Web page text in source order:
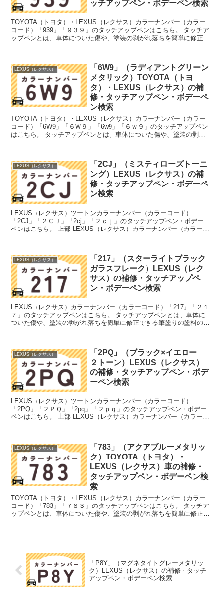
ッチアップペン・ボデーペン検索
TOYOTA（トヨタ）・LEXUS（レクサス）カラーナンバー（カラー
コード）「939」「９３９」のタッチアップペンはこちら。 タッチア
ップペンとは、車体についた傷や、塗装の剥がれ落ちを簡単に修正で
LEXUS（レクサス）
「6W9」（ラディアントグリーン
メタリック）TOYOTA（トヨ
タ）・LEXUS（レクサス）の補
修・タッチアップペン・ボデーペ
ン検索
TOYOTA（トヨタ）・LEXUS（レクサス）カラーナンバー（カラー
コード）「6W9」「６Ｗ９」「6w9」「６ｗ９」のタッチアップペン
はこちら。 タッチアップペンとは、車体についた傷や、塗装の剥が
LEXUS（レクサス）
「2CJ」（ミスティローズトーニ
ング）LEXUS（レクサス）の補
修・タッチアップペン・ボデーペ
ン検索
LEXUS（レクサス）ツートンカラーナンバー（カラーコード）
「2CJ」「２ＣＪ」「2cj」「２ｃｊ」のタッチアップペン・ボデー
ペンはこちら。 上部 LEXUS（レクサス）カラーナンバー（カラーコ
LEXUS（レクサス）
「217」（スターライトブラック
ガラスフレーク）LEXUS（レク
サス）の補修・タッチアップペ
ン・ボデーペン検索
LEXUS（レクサス）カラーナンバー（カラーコード）「217」「２１
７」のタッチアップペンはこちら。 タッチアップペンとは、車体に
ついた傷や、塗装の剥がれ落ちを簡単に修正できる筆塗りの塗料のこ
LEXUS（レクサス）
「2PQ」（ブラック×イエロー
２トーン）LEXUS（レクサス）
の補修・タッチアップペン・ボデ
ーペン検索
LEXUS（レクサス）ツートンカラーナンバー（カラーコード）
「2PQ」「２ＰＱ」「2pq」「２ｐｑ」のタッチアップペン・ボデー
ペンはこちら。 上部 LEXUS（レクサス）カラーナンバー（カラーコ
LEXUS（レクサス）
「783」（アクアブルーメタリッ
ク）TOYOTA（トヨタ）・
LEXUS（レクサス）車の補修・
タッチアップペン・ボデーペン検
索
TOYOTA（トヨタ）・LEXUS（レクサス）カラーナンバー（カラー
コード）「783」「７８３」のタッチアップペンはこちら。 タッチア
ップペンとは、車体についた傷や、塗装の剥がれ落ちを簡単に修正で
「P8Y」（マグネタイトグレーメタリッ
ク）LEXUS（レクサス）の補修・タッチ
アップペン・ボデーペン検索